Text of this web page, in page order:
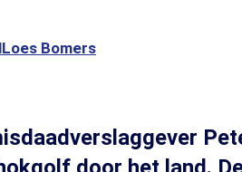
Loes Bomers